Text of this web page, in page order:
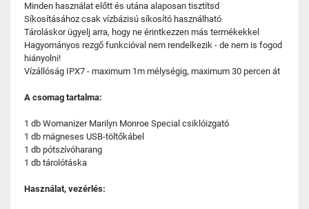
Minden használat előtt és utána alaposan tisztítsd
Síkosításához csak vízbázisú síkosító használható
Tároláskor ügyelj arra, hogy ne érintkezzen más termékekkel
Hagyományos rezgő funkcióval nem rendelkezik - de nem is fogod
hiányolni!
Vízállóság IPX7 - maximum 1m mélységig, maximum 30 percen át
A csomag tartalma:
1 db Womanizer Marilyn Monroe Special csiklóizgató
1 db mágneses USB-töltőkábel
1 db pótszívóharang
1 db tárolótáska
Használat, vezérlés: